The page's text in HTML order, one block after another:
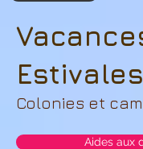
Estivales
Colonies et
Aides aux